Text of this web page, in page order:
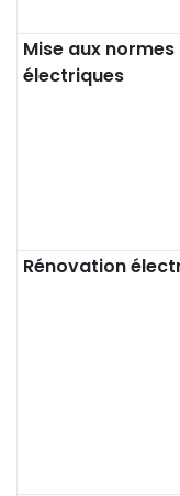
Mise aux normes
électriques
Rénovation